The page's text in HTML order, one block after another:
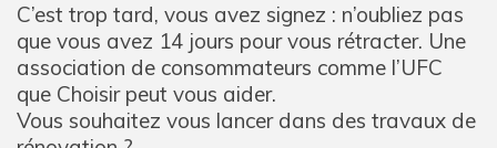
C’est trop tard, vous avez signez : n’oubliez pas
que vous avez 14 jours pour vous rétracter. Une
association de consommateurs comme l’UFC
que Choisir peut vous aider.
Vous souhaitez vous lancer dans des travaux de